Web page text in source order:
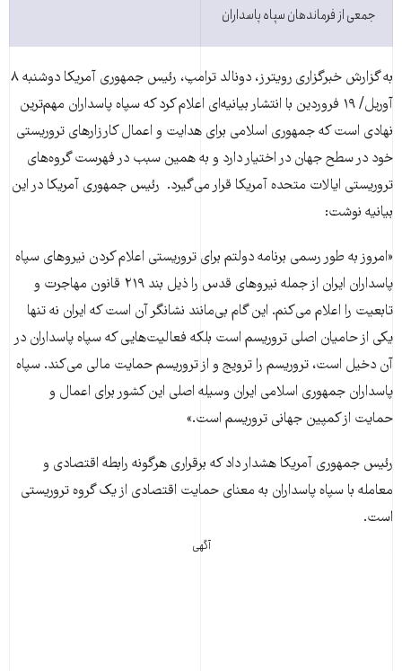
جمعی از فرماندهان سپاه پاسداران
به گزارش خبرگزاری رویترز، دونالد ترامپ، رئیس جمهوری آمریکا دوشنبه ۸
آوریل/ ۱۹ فروردین با انتشار بیانیه‌ای اعلام کرد که سپاه پاسداران مهم‌ترین
نهادی است که جمهوری اسلامی برای هدایت و اعمال کارزارهای تروریستی
خود در سطح جهان در اختیار دارد و به همین سبب در فهرست گروه‌های
تروریستی ایالات متحده آمریکا قرار می‌گیرد. رئیس جمهوری آمریکا در این
بیانیه نوشت:
«امروز به طور رسمی برنامه دولتم برای تروریستی اعلام کردن نیروهای سپاه
پاسداران ایران از جمله نیروهای قدس را ذیل بند ۲۱۹ قانون مهاجرت و
تابعیت را اعلام می‌کنم. این گام بی‌مانند نشانگر آن است که ایران نه‌ تنها
یکی از حامیان اصلی تروریسم است بلکه فعالیت‌هایی که سپاه پاسداران در
آن دخیل است، تروریسم را ترویج و از تروریسم حمایت مالی می‌کند. سپاه
پاسداران جمهوری اسلامی ایران وسیله اصلی این کشور برای اعمال و
حمایت از کمپین جهانی تروریسم است.»
رئیس جمهوری آمریکا هشدار داد که برقراری هرگونه رابطه اقتصادی و
معامله با سپاه پاسداران به معنای حمایت اقتصادی از یک گروه تروریستی
است.
آگهی